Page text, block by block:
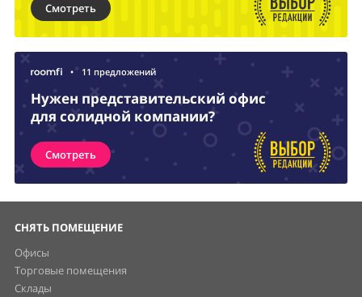
Смотреть
• 11 предложений
Нужен представительский офис
для солидной компании?
Смотреть
СНЯТЬ ПОМЕЩЕНИЕ
Офисы
Торговые помещения
Склады